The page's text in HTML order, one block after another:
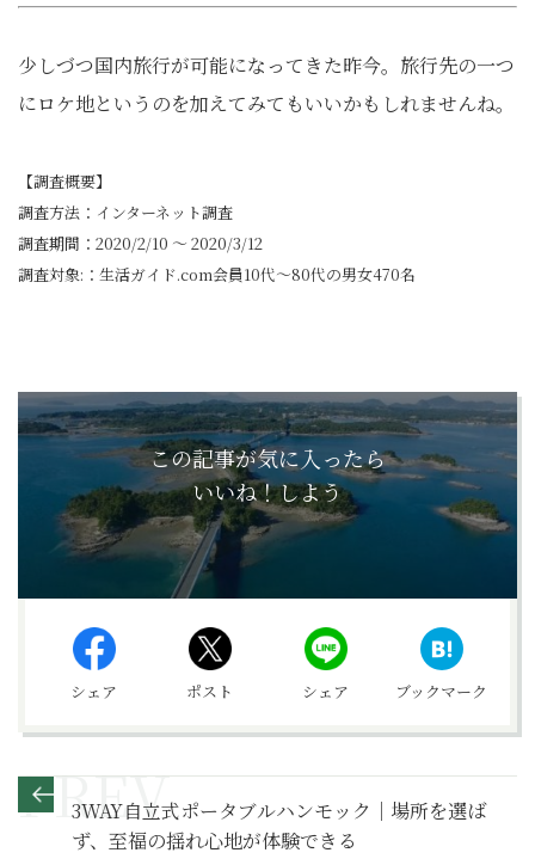
少しづつ国内旅行が可能になってきた昨今。旅行先の一つ
にロケ地というのを加えてみてもいいかもしれませんね。
【調査概要】
調査方法：インターネット調査
調査期間：2020/2/10 ～ 2020/3/12
調査対象:：生活ガイド.com会員10代～80代の男女470名
この記事が気に入ったら
いいね！しよう
シェア ポスト シェア ブックマーク
3WAY自立式ポータブルハンモック｜場所を選ば
ず、至福の揺れ心地が体験できる